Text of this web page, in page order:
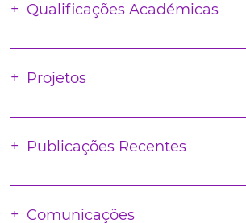
Qualificações Académicas
Projetos
Publicações Recentes
Comunicações